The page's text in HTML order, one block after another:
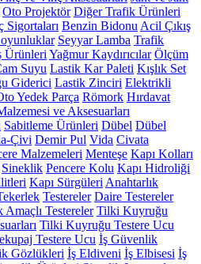
Oto Projektör Diğer Trafik Ürünleri
Sigortaları Benzin Bidonu Acil Çıkış
Seyyar Lamba Trafik
Ürünleri Yağmur Kaydırıcılar Ölçüm
Suyu Lastik Kar Paleti Kışlık Set
Giderici Lastik Zinciri Elektrikli
Yedek Parça Römork Hırdavat
ve Aksesuarları
Sabitleme Ürünleri Dübel Dübel
Çivi Demir Pul Vida Civata
Malzemeleri Menteşe Kapı Kolları
Sineklik Pencere Kolu Kapı Hidroliği
Kapı Sürgüleri Anahtarlık
Testereler Daire Testereler
Amaçlı Testereler Tilki Kuyruğu
Tilki Kuyruğu Testere Ucu
Testere Ucu İş Güvenlik
Gözlükleri İş Eldiveni İş Elbisesi İş